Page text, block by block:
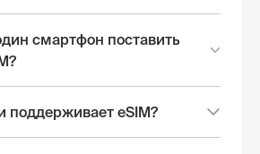
смартфон поставить
поддерживает eSIM?